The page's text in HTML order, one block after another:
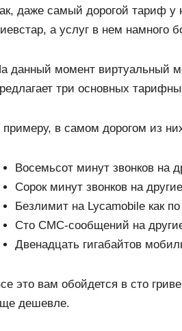
даже самый дорогой тариф
а услуг в нем намного
данный момент виртуальный
три основных
примеру, в самом дорогом из
Восемьсот минут звонков на
Сорок минут звонков на
Безлимит на Lycamobile как
Сто СМС-сообщений на
Двенадцать гигабайтов
это вам обойдется в сто
дешевле.